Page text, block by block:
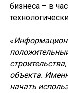
бизнеса – в
​«
объекта.
начать